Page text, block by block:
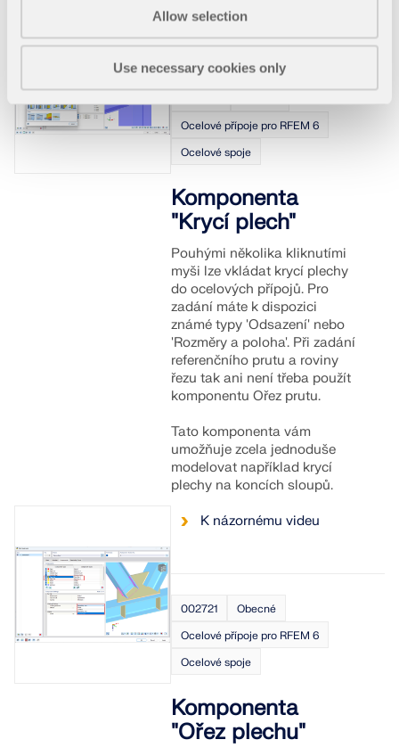
Allow selection
Use necessary cookies only
K názornému videu
Ocelové přípoje pro RFEM 6
Ocelové spoje
Komponenta
"Krycí plech"
Pouhými několika kliknutími
myši lze vkládat krycí plechy
do ocelových přípojů. Pro
zadání máte k dispozici
známé typy 'Odsazení' nebo
'Rozměry a poloha'. Při zadání
referenčního prutu a roviny
řezu tak ani není třeba použít
komponentu Ořez prutu.
Tato komponenta vám
umožňuje zcela jednoduše
modelovat například krycí
plechy na koncích sloupů.
K názornému videu
002721
Obecné
Ocelové přípoje pro RFEM 6
Ocelové spoje
Komponenta
"Ořez plechu"